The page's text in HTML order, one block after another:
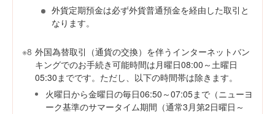
外貨定期預金は必ず外貨普通預金を経由した取引と
なります。
※8 外国為替取引（通貨の交換）を伴うインターネットバン
キングでのお手続き可能時間は月曜日08:00～土曜日
05:30までです。ただし、以下の時間帯は除きます。
火曜日から金曜日の毎日06:50～07:05まで（ニューヨ
ーク基準のサマータイム期間（通常3月第2日曜日～